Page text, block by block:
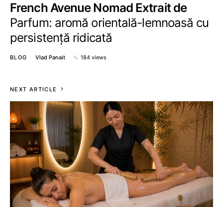
French Avenue Nomad Extrait de
Parfum: aromă orientală-lemnoasă cu
persistență ridicată
BLOG Vlad Panait 184 views
NEXT ARTICLE